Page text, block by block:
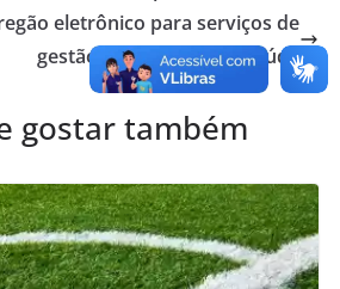
eletrônico para serviços de
gestão documental na Saúde
gostar também